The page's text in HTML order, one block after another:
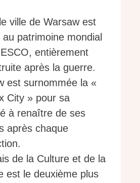
ville de Warsaw est
au patrimoine mondial
entièrement
après la guerre.
est surnommée la «
City » pour sa
à renaître de ses
après chaque
de la Culture et de la
est le deuxième plus